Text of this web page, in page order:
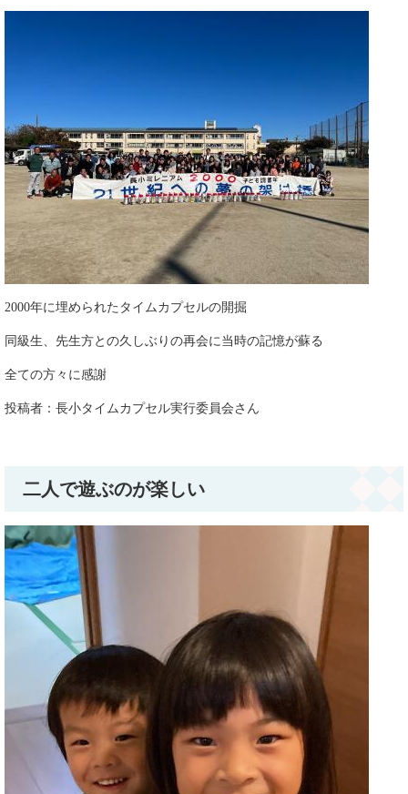
2000年に埋められたタイムカプセルの開掘
同級生、先生方との久しぶりの再会に当時の記憶が蘇る
全ての方々に感謝
​投稿者：長小タイムカプセル実行委員会さん
二人で遊ぶのが楽しい